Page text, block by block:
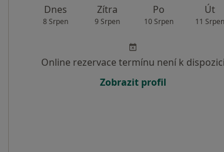
Dnes
8 Srpen
Zítra
9 Srpen
Po
10 Srpen
Út
11 Srpen
Online rezervace termínu není k dispozici
Zobrazit profil